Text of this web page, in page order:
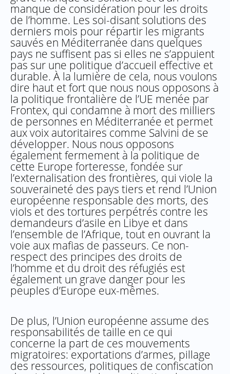
manque de considération pour les droits
de l’homme. Les soi-disant solutions des
derniers mois pour répartir les migrants
sauvés en Méditerranée dans quelques
pays ne suffisent pas si elles ne s’appuient
pas sur une politique d’accueil effective et
durable. À la lumière de cela, nous voulons
dire haut et fort que nous nous opposons à
la politique frontalière de l’UE menée par
Frontex, qui condamne à mort des milliers
de personnes en Méditerranée et permet
aux voix autoritaires comme Salvini de se
développer. Nous nous opposons
également fermement à la politique de
cette Europe forteresse, fondée sur
l’externalisation des frontières, qui viole la
souveraineté des pays tiers et rend l’Union
européenne responsable des morts, des
viols et des tortures perpétrés contre les
demandeurs d’asile en Libye et dans
l’ensemble de l’Afrique, tout en ouvrant la
voie aux mafias de passeurs. Ce non-
respect des principes des droits de
l’homme et du droit des réfugiés est
également un grave danger pour les
peuples d’Europe eux-mêmes.
De plus, l’Union européenne assume des
responsabilités de taille en ce qui
concerne la part de ces mouvements
migratoires: exportations d’armes, pillage
des ressources, politiques de confiscation